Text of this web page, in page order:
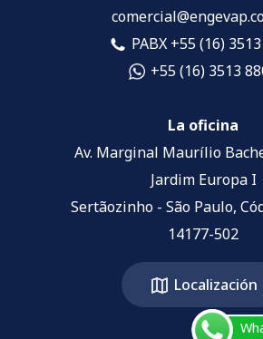
PABX +55 (16)
+55 (16) 3513
La oficina
Av. Marginal Maurílio
Jardim Europa I
Sertãozinho - São Paulo,
14177-502
Localización